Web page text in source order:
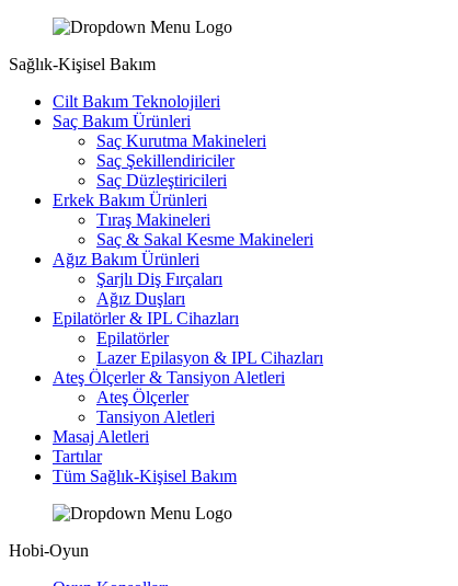
Sağlık-Kişisel Bakım
Cilt Bakım Teknolojileri
Saç Bakım Ürünleri
Saç Kurutma Makineleri
Saç Şekillendiriciler
Saç Düzleştiricileri
Erkek Bakım Ürünleri
Tıraş Makineleri
Saç & Sakal Kesme Makineleri
Ağız Bakım Ürünleri
Şarjlı Diş Fırçaları
Ağız Duşları
Epilatörler & IPL Cihazları
Epilatörler
Lazer Epilasyon & IPL Cihazları
Ateş Ölçerler & Tansiyon Aletleri
Ateş Ölçerler
Tansiyon Aletleri
Masaj Aletleri
Tartılar
Tüm Sağlık-Kişisel Bakım
Hobi-Oyun